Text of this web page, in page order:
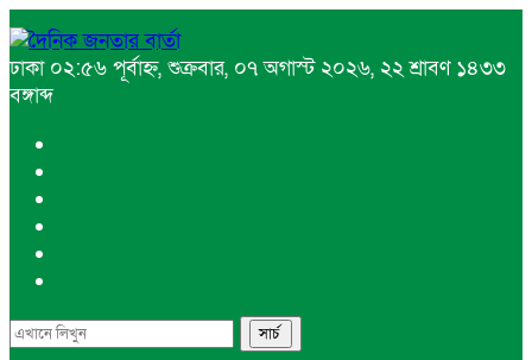
ঢাকা ০২:৫৬ পূর্বাহ্ন, শুক্রবার, ০৭ অগাস্ট ২০২৬, ২২ শ্রাবণ ১৪৩৩
বঙ্গাব্দ